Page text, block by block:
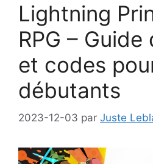
Lightning
RPG –
et codes
débutants
2023-12-03 par Juste